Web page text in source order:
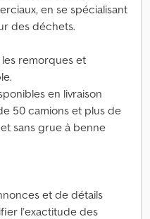
en se spécialisant
des déchets.
les remorques et
en livraison
50 camions et plus de
sans grue à benne
et de détails
l’exactitude des